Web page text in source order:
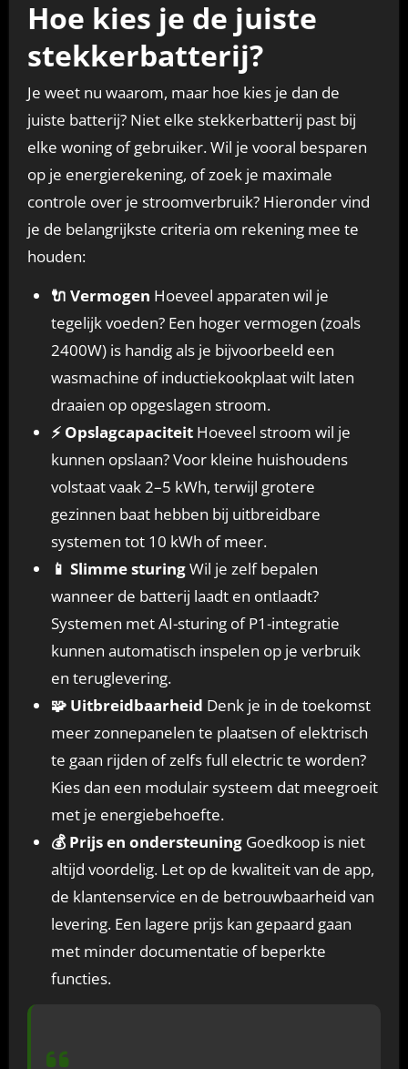
Hoe kies je de juiste
stekkerbatterij?
Je weet nu waarom, maar hoe kies je dan de
juiste batterij? Niet elke stekkerbatterij past bij
elke woning of gebruiker. Wil je vooral besparen
op je energierekening, of zoek je maximale
controle over je stroomverbruik? Hieronder vind
je de belangrijkste criteria om rekening mee te
houden:
🔌 Vermogen Hoeveel apparaten wil je
tegelijk voeden? Een hoger vermogen (zoals
2400W) is handig als je bijvoorbeeld een
wasmachine of inductiekookplaat wilt laten
draaien op opgeslagen stroom.
⚡ OpslagcapaciteitHoeveel stroom wil je
kunnen opslaan? Voor kleine huishoudens
volstaat vaak 2–5 kWh, terwijl grotere
gezinnen baat hebben bij uitbreidbare
systemen tot 10 kWh of meer.
📱 Slimme sturingWil je zelf bepalen
wanneer de batterij laadt en ontlaadt?
Systemen met AI-sturing of P1-integratie
kunnen automatisch inspelen op je verbruik
en teruglevering.
🧩 Uitbreidbaarheid Denk je in de toekomst
meer zonnepanelen te plaatsen of elektrisch
te gaan rijden of zelfs full electric te worden?
Kies dan een modulair systeem dat meegroeit
met je energiebehoefte.
💰 Prijs en ondersteuningGoedkoop is niet
altijd voordelig. Let op de kwaliteit van de app,
de klantenservice en de betrouwbaarheid van
levering. Een lagere prijs kan gepaard gaan
met minder documentatie of beperkte
functies.